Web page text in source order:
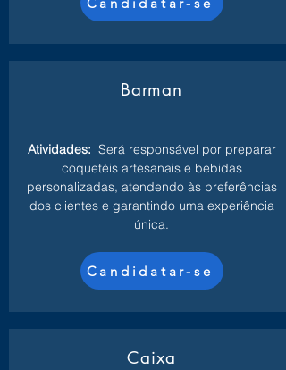
Barman
Atividades: Será responsável por preparar
coquetéis artesanais e bebidas
personalizadas, atendendo às preferências
dos clientes e garantindo uma experiência
única.
Candidatar-se
Caixa